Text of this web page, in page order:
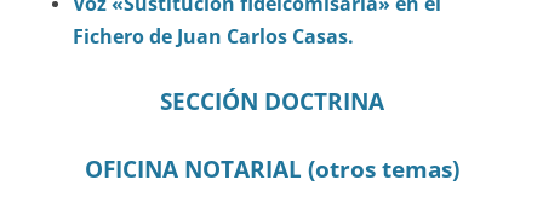
Fichero de Juan Carlos Casas.
SECCIÓN DOCTRINA
OFICINA NOTARIAL (otros temas)